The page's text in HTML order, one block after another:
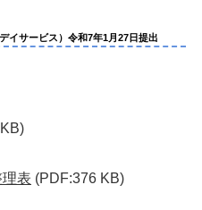
イサービス）令和7年1月27日提出
表 (PDF:376 KB)